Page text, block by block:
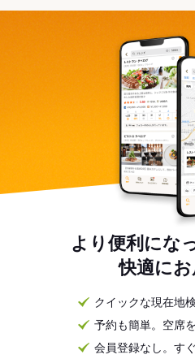
より便利にな
快適にお
クイックな現在地
予約も簡単。空席
会員登録なし。す